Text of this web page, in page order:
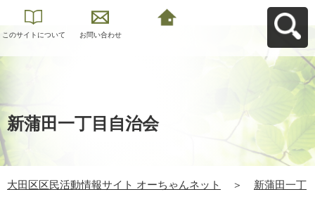
このサイトについて お問い合わせ
新蒲田一丁目自治会
大田区区民活動情報サイト オーちゃんネット ＞
新蒲田一丁